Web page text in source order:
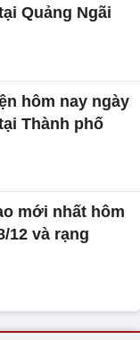
Quảng Ngãi
hôm nay ngày
Thành phố
mới nhất hôm
12 và rạng